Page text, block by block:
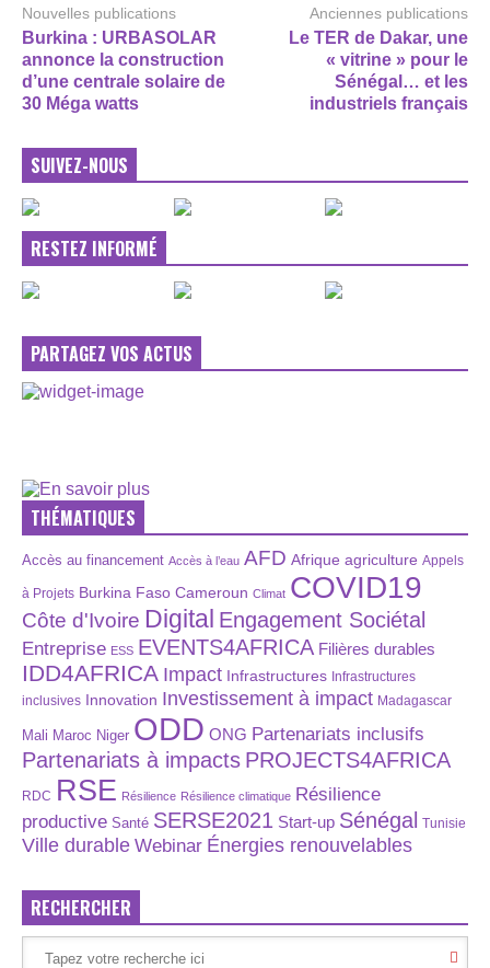
Nouvelles publications
Burkina : URBASOLAR
annonce la construction
d’une centrale solaire de
30 Méga watts
Anciennes publications
Le TER de Dakar, une
« vitrine » pour le
Sénégal… et les
industriels français
SUIVEZ-NOUS
RESTEZ INFORMÉ
PARTAGEZ VOS ACTUS
THÉMATIQUES
Accès au financement Accès à l’eau AFD Afrique agriculture Appels
à Projets Burkina Faso Cameroun Climat COVID19
Côte d'Ivoire Digital Engagement Sociétal
Entreprise ESS EVENTS4AFRICA Filières durables
IDD4AFRICA Impact Infrastructures Infrastructures
inclusives Innovation Investissement à impact Madagascar
Mali Maroc Niger ODD ONG Partenariats inclusifs
Partenariats à impacts PROJECTS4AFRICA
RDC RSE Résilience Résilience climatique Résilience
productive Santé SERSE2021 Start-up Sénégal Tunisie
Ville durable Webinar Énergies renouvelables
RECHERCHER